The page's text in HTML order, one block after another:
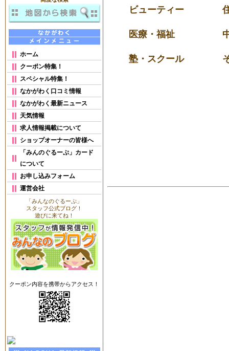
ホーム
クーポン特集！
スペシャル特集！
なかがわく口コミ情報
なかがわく最新ニュース
天気情報
求人情報掲載について
ショップオーナーの皆様へ
「みんのぐるーぷ」カード
について
お申し込みフォーム
運営会社
「みんなのぐるーぷ」
スタッフ公式ブログ！
遊びに来てね！
クーポン内容を携帯からアクセス！
ビューティー
医療・福祉
塾・スクール